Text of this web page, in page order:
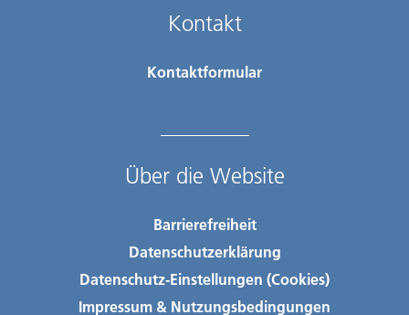
Kontakt
Kontaktformular
Über die Website
Barrierefreiheit
Datenschutzerklärung
Datenschutz-Einstellungen (Cookies)
Impressum & Nutzungsbedingungen